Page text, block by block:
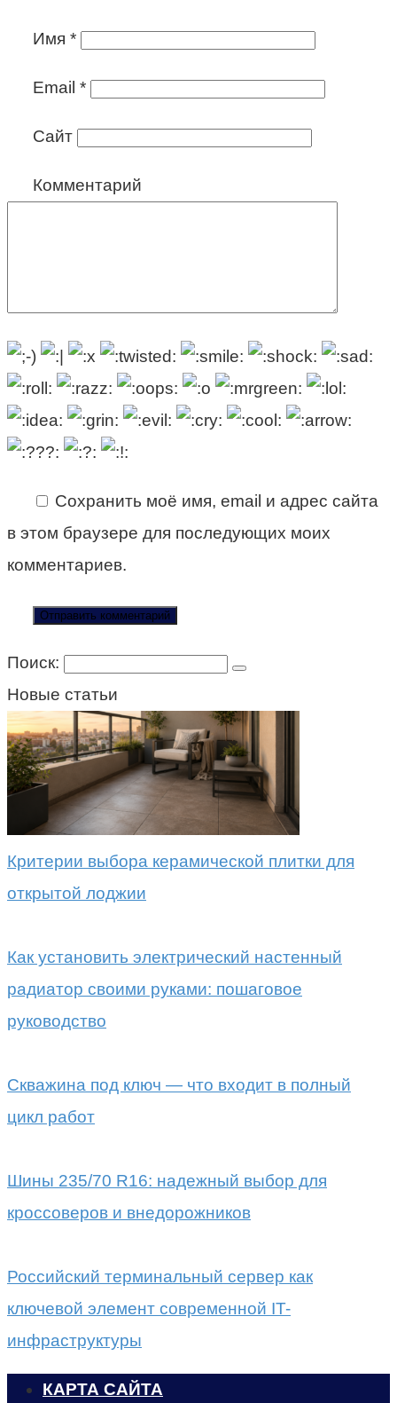
Имя *
Email *
Сайт
Комментарий
Сохранить моё имя, email и адрес сайта
в этом браузере для последующих моих
комментариев.
Поиск:
Новые статьи
Критерии выбора керамической плитки для
открытой лоджии
Как установить электрический настенный
радиатор своими руками: пошаговое
руководство
Скважина под ключ — что входит в полный
цикл работ
Шины 235/70 R16: надежный выбор для
кроссоверов и внедорожников
Российский терминальный сервер как
ключевой элемент современной IT-
инфраструктуры
КАРТА САЙТА